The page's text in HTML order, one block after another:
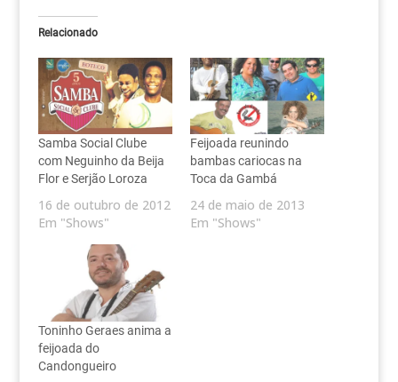
Relacionado
Samba Social Clube
com Neguinho da Beija
Flor e Serjão Loroza
16 de outubro de 2012
Em "Shows"
Feijoada reunindo
bambas cariocas na
Toca da Gambá
24 de maio de 2013
Em "Shows"
Toninho Geraes anima a
feijoada do
Candongueiro